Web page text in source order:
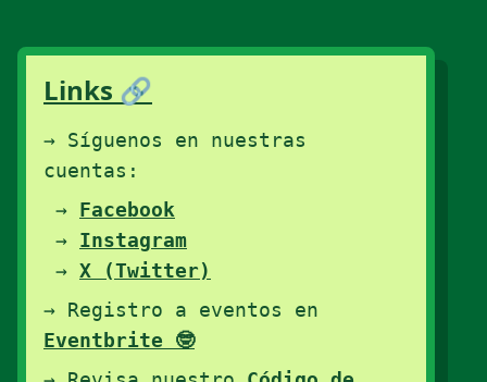
Links 🔗
→ Síguenos en nuestras
cuentas:
→ Facebook
→ Instagram
→ X (Twitter)
→ Registro a eventos en
Eventbrite 🤓